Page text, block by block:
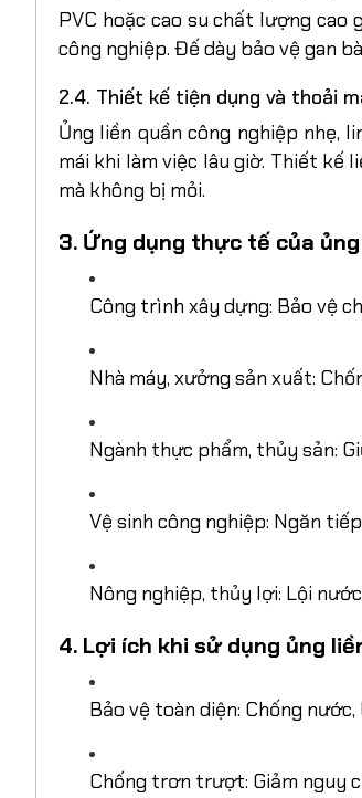
PVC hoặc cao su chất lượng
công nghiệp. Đế dày bảo vệ gan
2.4. Thiết kế tiện dụng và thoải
Ủng liền quần công nghiệp nhẹ,
mái khi làm việc lâu giờ. Thiết kế
mà không bị mỏi.
3. Ứng dụng thực tế của
Công trình xây dựng: Bảo vệ
Nhà máy, xưởng sản xuất:
Ngành thực phẩm, thủy sản:
Vệ sinh công nghiệp: Ngăn
Nông nghiệp, thủy lợi: Lội
4. Lợi ích khi sử dụng ủng
Bảo vệ toàn diện: Chống
Chống trơn trượt: Giảm nguy